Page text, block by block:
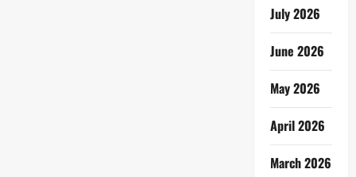
July 2026
June 2026
May 2026
April 2026
March 2026